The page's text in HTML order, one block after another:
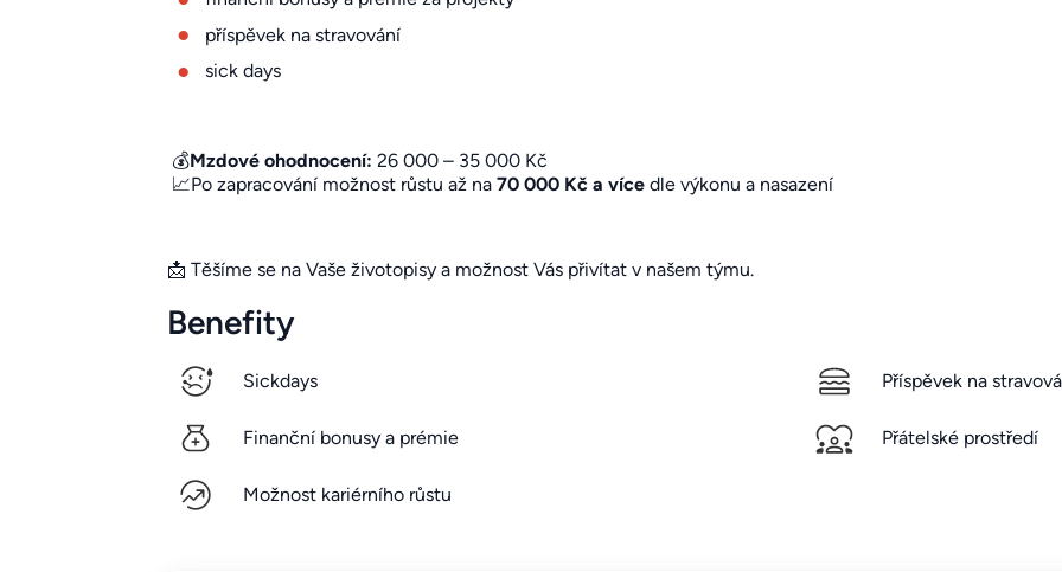
příspěvek na stravování
sick days
💰Mzdové ohodnocení: 26 000 – 35 000 Kč
📈Po zapracování možnost růstu až na 70 000 Kč a vícedle výkonu a nasazení
📩 Těšíme se na Vaše životopisy a možnost Vás přivítat v našem týmu.
Benefity
Sickdays
Finanční bonusy a prémie
Možnost kariérního růstu
Příspěvek na
Přátelské prostředí